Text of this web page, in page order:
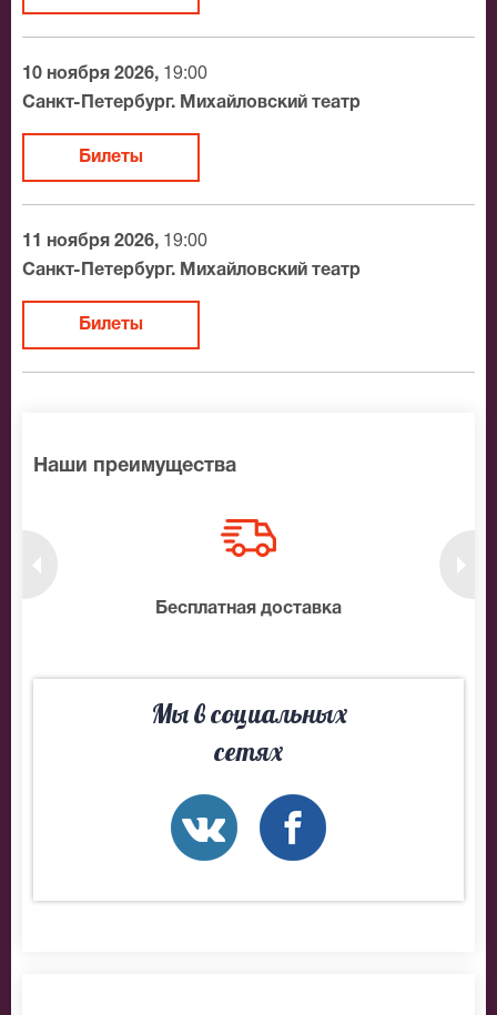
BitCoin
На нашем сайте всегда большой выбор билетов в
разные категории зрительного зала Михайловский
Лебединое озеро, позвоните нам в call-центр и мы
обязательно подберем Вам лучшие места по
доступной цене.
10 ноября 2026, 19:00
Санкт-Петербург. Михайловский театр
Билеты
11 ноября 2026, 19:00
Санкт-Петербург. Михайловский театр
Билеты
Наши преимущества
Бесплатная доставка
Мы в социальных
сетях